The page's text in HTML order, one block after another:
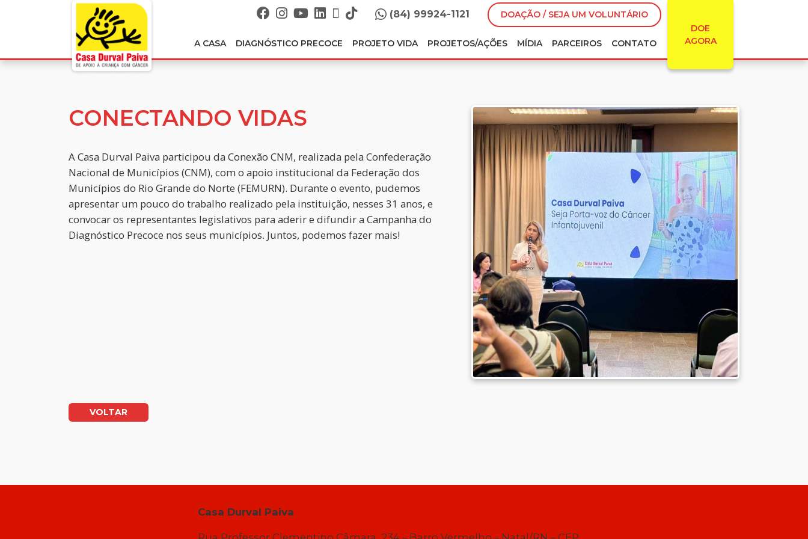
(84) 99924-1121
DOAÇÃO / SEJA UM VOLUNTÁRIO
DOE
AGORA
A CASA DIAGNÓSTICO PRECOCE PROJETO VIDA PROJETOS/AÇÕES MÍDIA PARCEIROS CONTATO
CONECTANDO VIDAS
A Casa Durval Paiva participou da Conexão CNM, realizada pela Confederação
Nacional de Municípios (CNM), com o apoio institucional da Federação dos
Municípios do Rio Grande do Norte (FEMURN). Durante o evento, pudemos
apresentar um pouco do trabalho realizado pela instituição, nesses 31 anos, e
convocar os representantes legislativos para aderir e difundir a Campanha do
Diagnóstico Precoce nos seus municípios. Juntos, podemos fazer mais!
VOLTAR
Casa Durval Paiva